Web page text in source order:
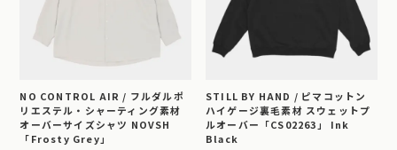
NO CONTROL AIR / フルダルポ
リエステル・シャーティング素材
オーバーサイズシャツ NOVSH
「Frosty Grey」
STILL BY HAND / ピマコットン
ハイゲージ裏毛素材 スウェットプ
ルオーバー「CS02263」 Ink
Black